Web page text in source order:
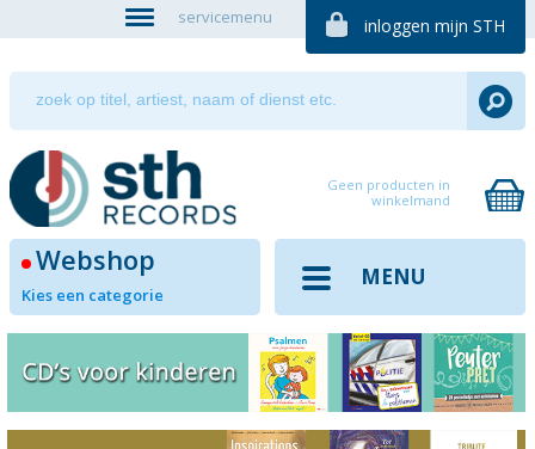
servicemenu inloggen mijn STH
Geen producten in
winkelmand
Webshop
Kies een categorie
MENU